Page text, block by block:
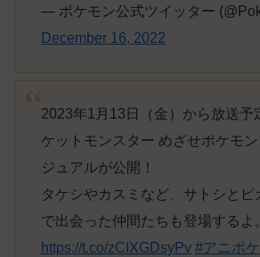
— ポケモン公式ツイッター
December 16, 2022
2023年1月13日（金）から放送予
ケットモンスター めざせポケモ
ジュアルが公開！
タケシやカスミなど、サトシとピ
で出会った仲間たちも登場するよ
https://t.co/zCIXGDsyPv #アニポケ